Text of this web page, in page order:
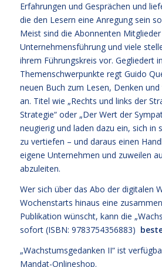
Erfahrungen und Gesprächen und
die den Lesern eine Anregung sein
Meist sind die Abonnenten
Unternehmensführung und viele
ihrem Führungskreis vor. Gegliedert
Themenschwerpunkte regt Guido
neuen Buch zum Lesen, Denken
an. Titel wie „Rechts und links der
Strategie“ oder „Der Wert der
neugierig und laden dazu ein, sich in
zu vertiefen – und daraus einen
eigene Unternehmen und zuweilen
abzuleiten.
Wer sich über das Abo der digitalen
Wochenstarts hinaus eine
Publikation wünscht, kann die
sofort (ISBN: 9783754356883)
„Wachstumsgedanken II“ ist
Mandat-Onlineshop.